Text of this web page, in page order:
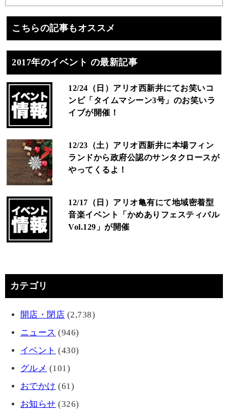
こちらの記事もオススメ
2017年のイベント の最新記事
12/24（日）アリオ西新井にてお笑いコ
ンビ「タイムマシーン3号」のお笑いラ
イブが開催！
12/23（土）アリオ西新井に本場フィン
ランドから政府公認のサンタクロースが
やってくるよ！
12/17（日）アリオ亀有にて地域密着型
音楽イベント「かめありフェスティバル
Vol.129」が開催
カテゴリ
開店・閉店 (2,738)
ニュース (946)
イベント (430)
グルメ (101)
おでかけ (61)
お知らせ (326)